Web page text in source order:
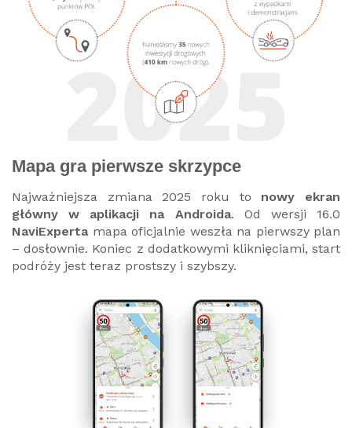
Mapa gra pierwsze skrzypce
Najważniejsza zmiana 2025 roku to nowy ekran
główny w aplikacji na Androida. Od wersji 16.0
NaviExperta mapa oficjalnie weszła na pierwszy plan
– dosłownie. Koniec z dodatkowymi kliknięciami, start
podróży jest teraz prostszy i szybszy.